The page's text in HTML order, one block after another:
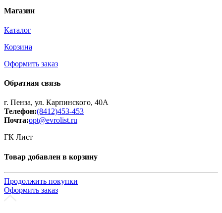
Магазин
Каталог
Корзина
Оформить заказ
Обратная связь
г. Пенза, ул. Карпинского, 40А
Телефон:(8412)453-453
Почта:opt@evrolist.ru
ГК Лист
Товар добавлен в корзину
Продолжить покупки
Оформить заказ